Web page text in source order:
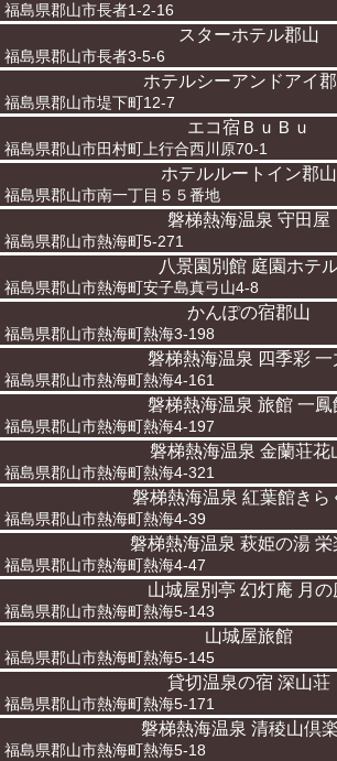
福島県郡山市長者1-2-16
スターホテル郡山
福島県郡山市長者3-5-6
ホテルシーアンドアイ
福島県郡山市堤下町12-7
エコ宿ＢｕＢｕ
福島県郡山市田村町上行合西川原70-1
ホテルルートイン郡山
福島県郡山市南一丁目５５番地
磐梯熱海温泉 守田屋
福島県郡山市熱海町5-271
八景園別館 庭園ホテ
福島県郡山市熱海町安子島真弓山4-8
かんぽの宿郡山
福島県郡山市熱海町熱海3-198
磐梯熱海温泉 四季彩 一
福島県郡山市熱海町熱海4-161
磐梯熱海温泉 旅館 一鳳
福島県郡山市熱海町熱海4-197
磐梯熱海温泉 金蘭荘花
福島県郡山市熱海町熱海4-321
磐梯熱海温泉 紅葉館きら
福島県郡山市熱海町熱海4-39
磐梯熱海温泉 萩姫の湯 栄
福島県郡山市熱海町熱海4-47
山城屋別亭 幻灯庵 月の
福島県郡山市熱海町熱海5-143
山城屋旅館
福島県郡山市熱海町熱海5-145
貸切温泉の宿 深山荘
福島県郡山市熱海町熱海5-171
磐梯熱海温泉 清稜山倶
福島県郡山市熱海町熱海5-18